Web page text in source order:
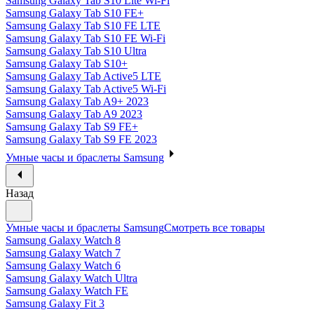
Samsung Galaxy Tab S10 FE+
Samsung Galaxy Tab S10 FE LTE
Samsung Galaxy Tab S10 FE Wi-Fi
Samsung Galaxy Tab S10 Ultra
Samsung Galaxy Tab S10+
Samsung Galaxy Tab Active5 LTE
Samsung Galaxy Tab Active5 Wi-Fi
Samsung Galaxy Tab A9+ 2023
Samsung Galaxy Tab A9 2023
Samsung Galaxy Tab S9 FE+
Samsung Galaxy Tab S9 FE 2023
Умные часы и браслеты Samsung
Назад
Умные часы и браслеты SamsungСмотреть все товары
Samsung Galaxy Watch 8
Samsung Galaxy Watch 7
Samsung Galaxy Watch 6
Samsung Galaxy Watch Ultra
Samsung Galaxy Watch FE
Samsung Galaxy Fit 3